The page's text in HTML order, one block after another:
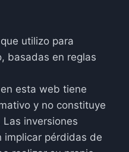
utilizo para
basadas en reglas
esta web tiene
y no constituye
inversiones
implicar pérdidas de